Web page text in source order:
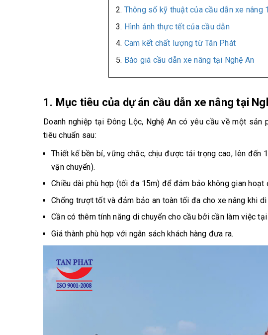
Thông số kỹ thuật của cầu dẫn xe nâng
Hình ảnh thực tết của cầu dẫn
Cam kết chất lượng từ Tân Phát
Báo giá cầu dẫn xe nâng tại Nghệ An
1. Mục tiêu của dự án cầu dẫn xe nâng tại
Doanh nghiệp tại Đông Lộc, Nghệ An có yêu cầu về một
tiêu chuẩn sau:
Thiết kế bền bỉ, vững chắc, chịu được tải trọng cao, lên đến
vận chuyển).
Chiều dài phù hợp (tối đa 15m) để đảm bảo không gian hoạt
Chống trượt tốt và đảm bảo an toàn tối đa cho xe nâng khi di
Cần có thêm tính năng di chuyển cho cầu bởi cần làm việc
Giá thành phù hợp với ngân sách khách hàng đưa ra.